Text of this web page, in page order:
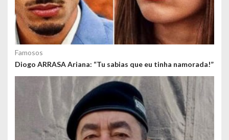
Famosos
Diogo ARRASA Ariana: “Tu sabias que eu tinha namorada!”